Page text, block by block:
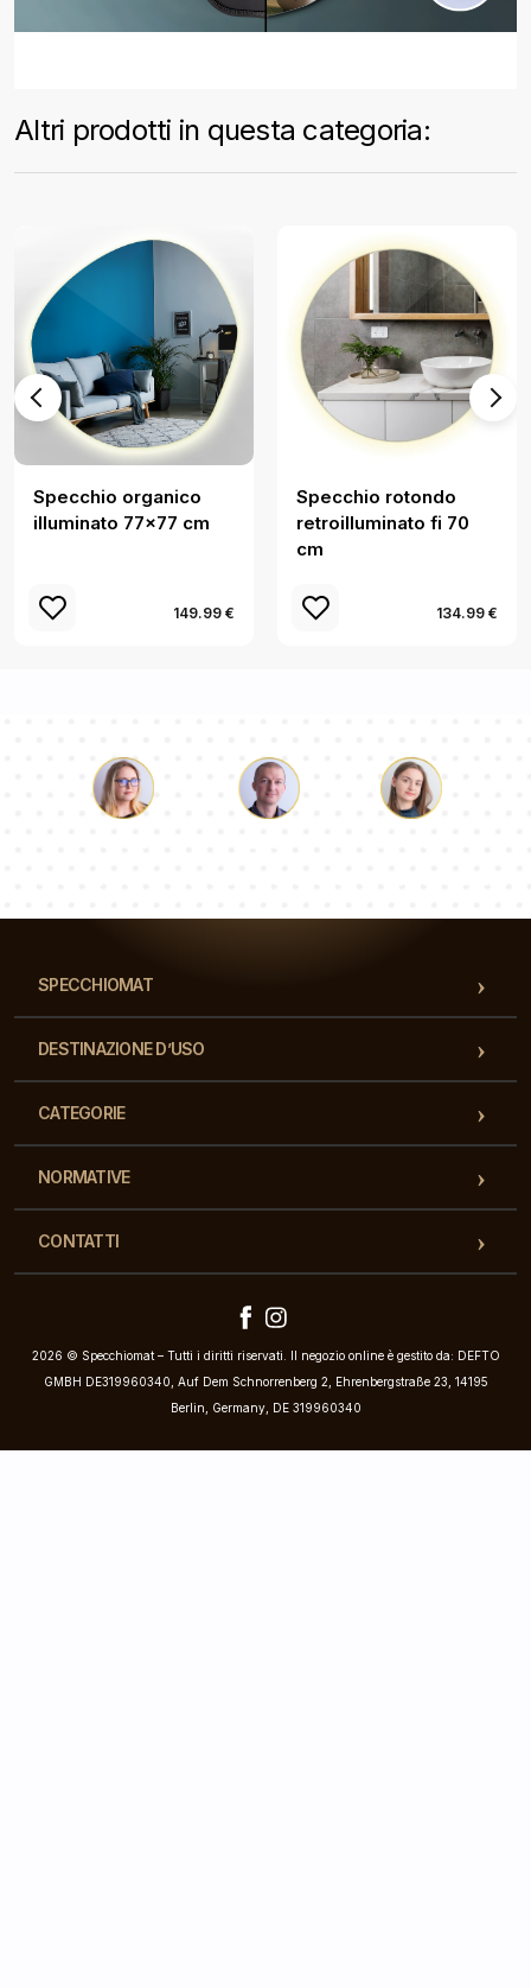
Altri prodotti in questa categoria:
Specchio organico
illuminato 77x77 cm
149.99 €
Specchio rotondo
retroilluminato fi 70
cm
134.99 €
SPECCHIOMAT
DESTINAZIONE D’USO
CATEGORIE
NORMATIVE
CONTATTI
2026 © Specchiomat – Tutti i diritti riservati. Il negozio online è gestito da: DEFTO
GMBH DE319960340, Auf Dem Schnorrenberg 2, Ehrenbergstraße 23, 14195
Berlin, Germany, DE 319960340